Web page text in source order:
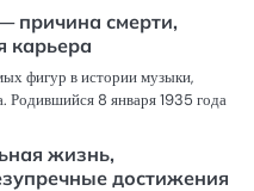
причина смерти,
карьера
фигур в истории музыки,
Родившийся 8 января 1935 года
жизнь,
достижения